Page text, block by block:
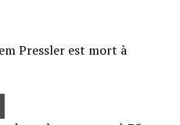
Pressler est mort à